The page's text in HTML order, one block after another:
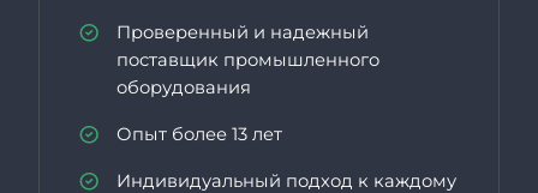
Проверенный и надежный
поставщик промышленного
оборудования
Опыт более 13 лет
Индивидуальный подход к каждому